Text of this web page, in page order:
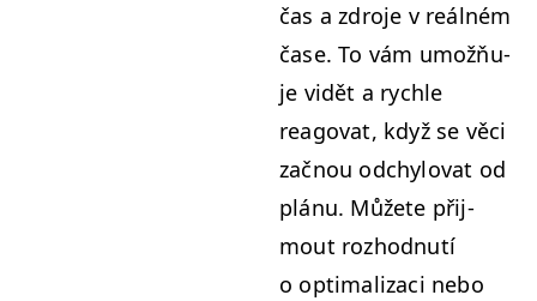
čas a zdro­je v reál­ném
čase. To vám umožňu­
je vidět a rych­le
reago­v­at, když se věci
zač­nou odchylo­vat od
plánu. Můžete při­j­
mout rozhod­nutí
o opti­mal­izaci nebo